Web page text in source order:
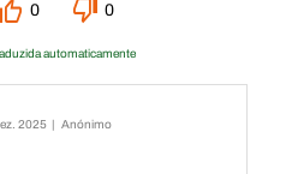
0 0
automaticamente
2025 | Anónimo